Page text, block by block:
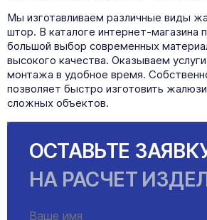
Мы изготавливаем различные виды
штор. В каталоге интернет-магазина
большой выбор современных
высокого качества. Оказываем
монтажа в удобное время.
позволяет быстро изготовить
сложных объектов.
ОСТАВЬТЕ
НА РАСЧЕТ